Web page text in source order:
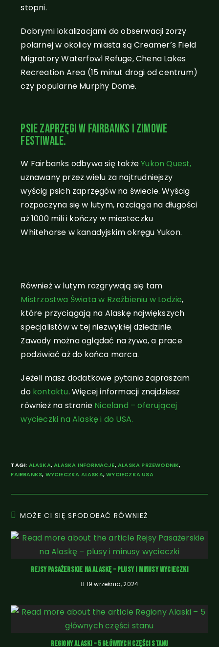
stopni.
Dobrymi lokalizacjami do obserwacji zorzy
polarnej w okolicy miasta są Creamer’s Field
Migratory Waterfowl Refuge, Chena Lakes
Recreation Area (15 minut drogi od centrum)
czy popularne Murphy Dome.
Psie zaprzęgi w Fairbanks i zimowe
festiwale.
W Fairbanks odbywa się takżeYukon Quest,
uznawany przez wielu za najtrudniejszy
wyścig psich zaprzęgów na świecie. Wyścig
rozpoczyna się w lutym, rozciąga na długości
aż 1000 mili i kończy w miasteczku
Whitehorse w kanadyjskim okręgu Yukon.
Również w lutym rozgrywają się tam
Mistrzostwa Świata w Rzeźbieniu w Lodzie,
które przyciągają na Alaskę największych
specjalistów w tej niezwykłej dziedzinie.
Zawody można oglądać na żywo, a prace
podziwiać aż do końca marca.
Jeżeli masz dodatkowe pytania zapraszam
do kontaktu. Więcej informacji znajdziesz
również na stronie Niceland – oferującej
wycieczki na Alaskę i do USA.
TAGI: ALASKA, ALASKA INFORMACJE, ALASKA PRZEWODNIK,
FAIRBANKS, WYCIECZKA ALASKA, WYCIECZKA USA
MOŻE CI SIĘ SPODOBAĆ RÓWNIEŻ
Rejsy Pasażerskie na Alaskę – plusy i minusy wycieczki
19 września, 2024
Regiony Alaski – 5 głównych części stanu